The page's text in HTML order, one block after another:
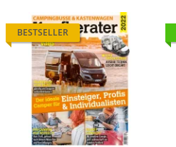
BESTSELLER